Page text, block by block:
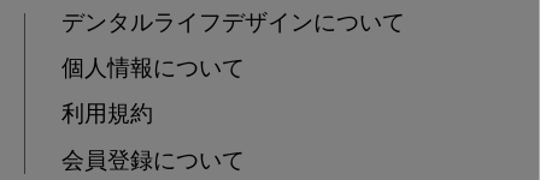
デンタルライフデザインについて
個人情報について
利用規約
会員登録について